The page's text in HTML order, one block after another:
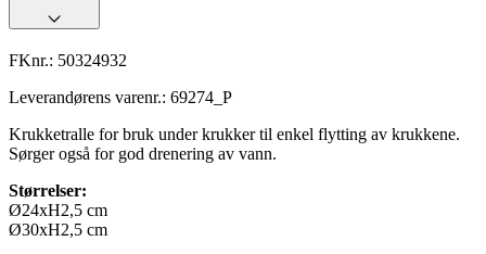
FKnr.: 50324932
Leverandørens varenr.: 69274_P
Krukketralle for bruk under krukker til enkel flytting av krukkene.
Sørger også for god drenering av vann.
Størrelser:
Ø24xH2,5 cm
Ø30xH2,5 cm